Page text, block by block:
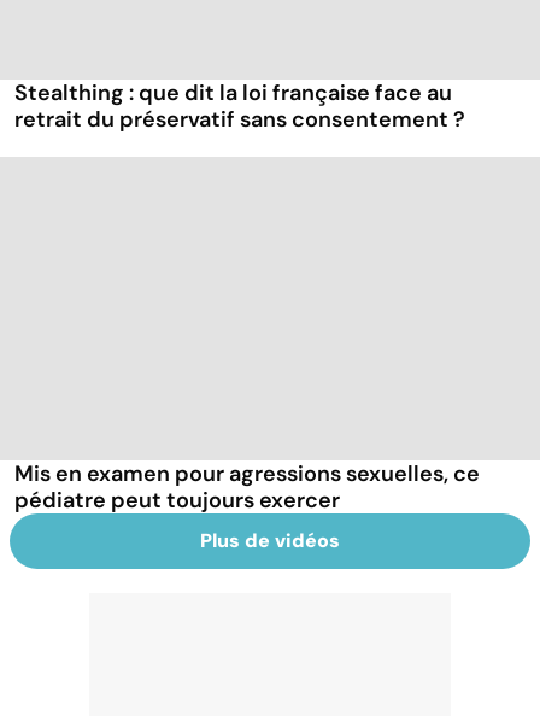
Stealthing : que dit la loi française face au
retrait du préservatif sans consentement ?
Mis en examen pour agressions sexuelles, ce
pédiatre peut toujours exercer
Plus de vidéos